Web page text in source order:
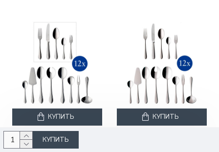
КУПИТЬ
Villeroy & Boch 1263599081
Набор столовых
КУПИТЬ КУПИТЬ